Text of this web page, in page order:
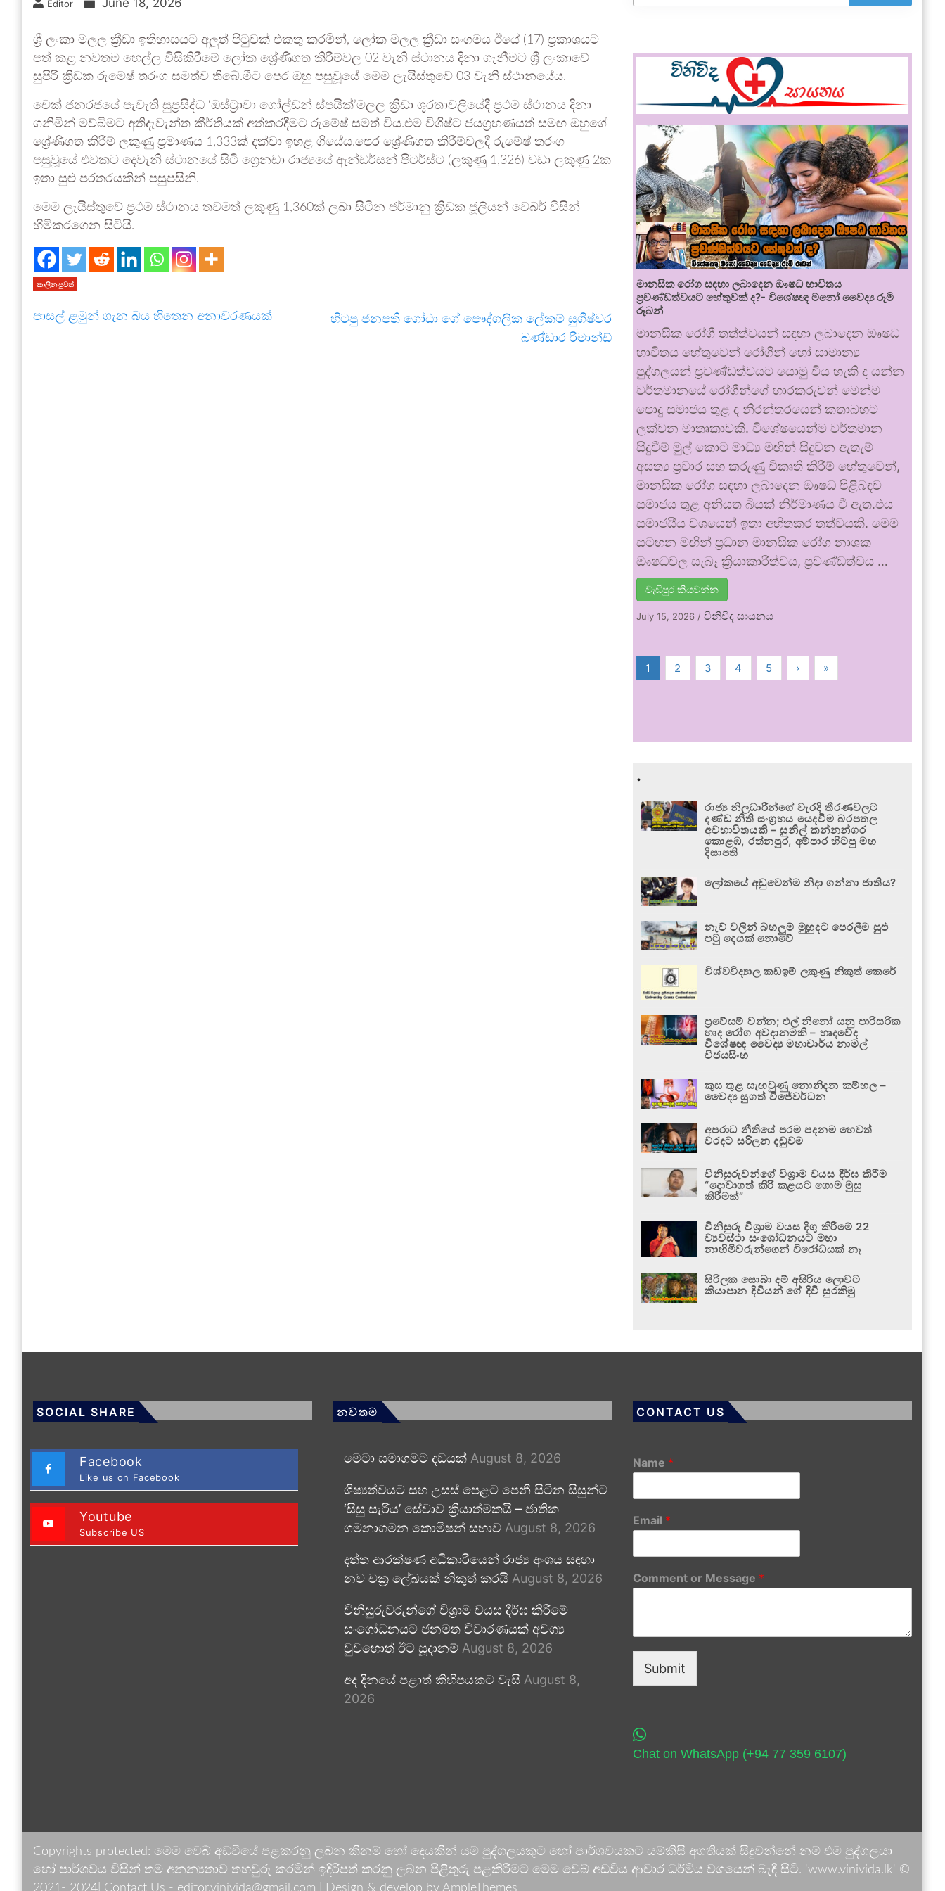
Editor June 18, 2026
ශ්‍රී ලංකා මලල ක්‍රීඩා ඉතිහාසයට අලුත් පිටුවක් එකතු කරමින්, ලෝක මලල ක්‍රීඩා සංගමය ඊයේ (17) ප්‍රකාශයට
පත් කළ නවතම හෙල්ල විසිකිරීමේ ලෝක ශ්‍රේණිගත කිරීම්වල 02 වැනි ස්ථානය දිනා ගැනීමට ශ්‍රී ලංකාවේ
සුපිරි ක්‍රීඩක රුමේෂ් තරංග සමත්ව තිබේ.මීට පෙර ඔහු පසුවූයේ මෙම ලැයිස්තුවේ 03 වැනි ස්ථානයේය.
චෙක් ජනරජයේ පැවැති සුප්‍රසිද්ධ ‘ඔස්ට්‍රාවා ගෝල්ඩන් ස්පයික්’මලල ක්‍රීඩා ශූරතාවලියේදී ප්‍රථම ස්ථානය දිනා
ගනිමින් මව්බිමට අතිදැවැන්ත කීර්තියක් අත්කරදීමට රුමේෂ් සමත් විය.එම විශිෂ්ට ජයග්‍රහණයත් සමඟ ඔහුගේ
ශ්‍රේණිගත කිරීම් ලකුණු ප්‍රමාණය 1,333ක් දක්වා ඉහළ ගියේය.පෙර ශ්‍රේණිගත කිරීම්වලදී රුමේෂ් තරංග
පසුවූයේ එවකට දෙවැනි ස්ථානයේ සිටි ග්‍රෙනඩා රාජ්‍යයේ ඇන්ඩර්සන් පීටර්ස්ට (ලකුණු 1,326) වඩා ලකුණු 2ක
ඉතා සුළු පරතරයකින් පසුපසිනි.
මෙම ලැයිස්තුවේ ප්‍රථම ස්ථානය තවමත් ලකුණු 1,360ක් ලබා සිටින ජර්මානු ක්‍රීඩක ජූලියන් වෙබර් විසින්
හිමිකරගෙන සිටියි.
කාලීන පුවත්
පාසල් ළමුන් ගැන බය හිතෙන අනාවරණයක්
හිටපු ජනපති ගෝඨා ගේ පෞද්ගලික ලේකම් සුගීෂ්වර
බණ්ඩාර රිමාන්ඩ්
මානසික රෝග සඳහා ලබාදෙන ඖෂධ භාවිතය
ප්‍රචණ්ඩත්වයට හේතුවක් ද?- විශේෂඥ මනෝ වෛද්‍ය රූමි
රූබන්
මානසික රෝගී තත්ත්වයන් සඳහා ලබාදෙන ඖෂධ
භාවිතය හේතුවෙන් රෝගීන් හෝ සාමාන්‍ය
පුද්ගලයන් ප්‍රචණ්ඩත්වයට යොමු විය හැකි ද යන්න
වර්තමානයේ රෝගීන්ගේ භාරකරුවන් මෙන්ම
පොදු සමාජය තුළ ද නිරන්තරයෙන් කතාබහට
ලක්වන මාතෘකාවකි. විශේෂයෙන්ම වර්තමාන
සිදුවීම් මුල් කොට මාධ්‍ය මඟින් සිදුවන ඇතැම්
අසත්‍ය ප්‍රචාර සහ කරුණු විකෘති කිරීම් හේතුවෙන්,
මානසික රෝග සඳහා ලබාදෙන ඖෂධ පිළිබඳව
සමාජය තුළ අනියත බියක් නිර්මාණය වී ඇත.එය
සමාජයීය වශයෙන් ඉතා අහිතකර තත්වයකි. මෙම
සටහන මඟින් ප්‍රධාන මානසික රෝග නාශක
ඖෂධවල සැබෑ ක්‍රියාකාරීත්වය, ප්‍රචණ්ඩත්වය …
වැඩිපුර කියවන්න
July 15, 2026 /විනිවිද සායනය
1 2 3 4 5 › »
.
රාජ්‍ය නිලධාරීන්ගේ වැරදි තීරණවලට
දණ්ඩ නීති සංග්‍රහය යෙදවීම බරපතල
අවභාවිතයකි – සුනිල් කන්නන්ගර
කොළඹ, රත්නපුර, අම්පාර හිටපු මහ
දිසාපති
ලෝකයේ අඩුවෙන්ම නිදා ගන්නා ජාතිය?
නැව් වලින් බහලුම් මුහුදට පෙරලීම සුළු
පටු දෙයක් නොවේ
විශ්වවිද්‍යාල කඩඉම් ලකුණු නිකුත් කෙරේ
ප්‍රවේසම් වන්න; එල් නිනෝ යනු පාරිසරික
හෘද රෝග අවදානමකි – හෘදවේද
විශේෂඥ වෛද්‍ය මහාචාර්ය නාමල්
විජයසිංහ
කුස තුළ සැඟවුණු නොනිදන කම්හල –
වෛද්‍ය සුගත් විජේවර්ධන
අපරාධ නීතියේ පරම පදනම හෙවත්
වරදට සරිලන දඬුවම
විනිසුරුවන්ගේ විශ්‍රාම වයස දීර්ඝ කිරීම
“දොවාගත් කිරි කළයට ගොම මුසු
කිරීමක්”
විනිසුරු විශ්‍රාම වයස දිගු කිරීමේ 22
ව්‍යවස්ථා සංශෝධනයට මහා
නාහිමිවරුන්ගෙන් විරෝධයක් නෑ
සිරිලක සොබා දම් අසිරිය ලොවට
කියාපාන දිවියන් ගේ දිවි සුරකිමු
SOCIAL SHARE
Facebook
Like us on Facebook
Youtube
Subscribe US
නවතම
මෙටා සමාගමට දඩයක් August 8, 2026
ශිෂ්‍යත්වයට සහ උසස් පෙළට පෙනී සිටින සිසුන්ට
‘සිසු සැරිය’ සේවාව ක්‍රියාත්මකයි – ජාතික
ගමනාගමන කොමිෂන් සභාව August 8, 2026
දත්ත ආරක්ෂණ අධිකාරියෙන් රාජ්‍ය අංශය සඳහා
නව චක්‍ර ලේඛයක් නිකුත් කරයි August 8, 2026
විනිසුරුවරුන්ගේ විශ්‍රාම වයස දීර්ඝ කිරීමේ
සංශෝධනයට ජනමත විචාරණයක් අවශ්‍ය
වුවහොත් ඊට සූදානම් August 8, 2026
අද දිනයේ පළාත් කිහිපයකට වැසි August 8,
2026
CONTACT US
Name *
Email *
Comment or Message *
Submit
Chat on WhatsApp (+94 77 359 6107)
Copyrights protected: මෙම වෙබ් අඩවියේ පළකරනු ලබන කිනම් හෝ දෙයකින් යම් පුද්ගලයකුට හෝ පාර්ශවයකට යම්කිසි අගතියක් සිදුවන්නේ නම් එම පුද්ගලයා
හෝ පාර්ශවය විසින් තම අනන්‍යතාව තහවුරු කරමින් ඉදිරිපත් කරනු ලබන පිළිතුරු පළකිරීමට මෙම වෙබ් අඩවිය ආචාර ධර්මීය වශයෙන් බැඳී සිටී. 'www.vinivida.lk' ©
2021- 2024| Contact Us - editor.vinivida@gmail.com |
Design & develop by AmpleThemes